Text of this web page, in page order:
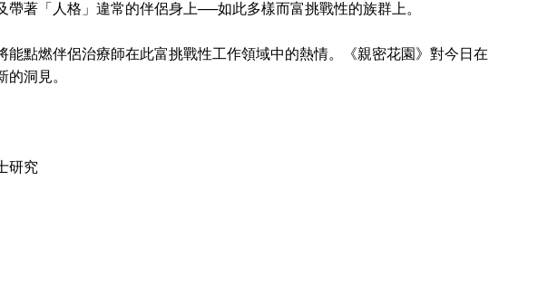
著「人格」違常的伴侶身上──如此多樣而富挑戰性的族群上。
點燃伴侶治療師在此富挑戰性工作領域中的熱情。《親密花園》對今日在
洞見。
研究